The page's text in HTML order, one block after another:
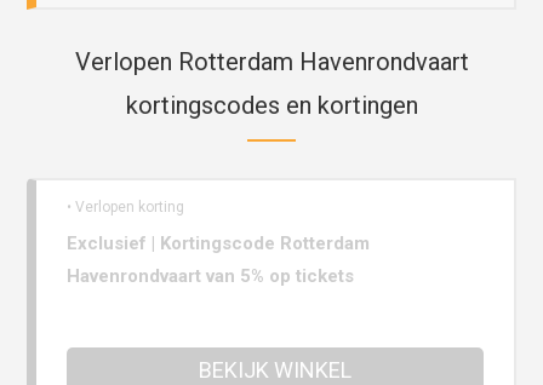
Verlopen Rotterdam Havenrondvaart
kortingscodes en kortingen
• Verlopen korting
Exclusief | Kortingscode Rotterdam
Havenrondvaart van 5% op tickets
BEKIJK WINKEL